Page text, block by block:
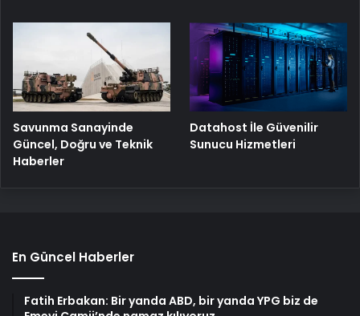
Savunma Sanayinde
Güncel, Doğru ve Teknik
Haberler
Datahost İle Güvenilir
Sunucu Hizmetleri
En Güncel Haberler
Fatih Erbakan: Bir yanda ABD, bir yanda YPG biz de